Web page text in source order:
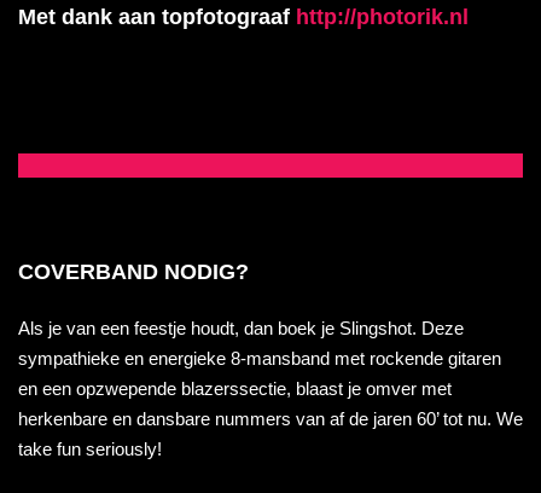
Met dank aan topfotograaf http://photorik.nl
COVERBAND NODIG?
Als je van een feestje houdt, dan boek je Slingshot. Deze
sympathieke en energieke 8-mansband met rockende gitaren
en een opzwepende blazerssectie, blaast je omver met
herkenbare en dansbare nummers van af de jaren 60’ tot nu. We
take fun seriously!